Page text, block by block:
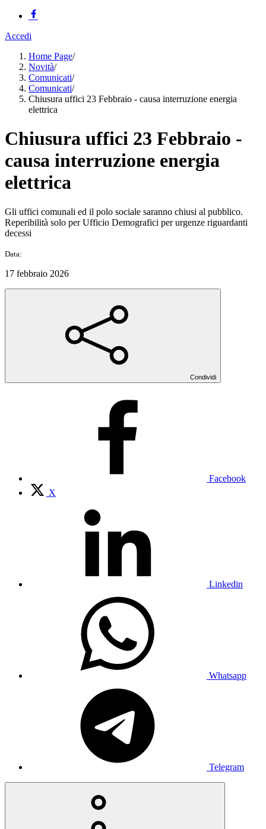
Accedi
Home Page/
Novità/
Comunicati/
Comunicati/
Chiusura uffici 23 Febbraio - causa interruzione energia
elettrica
Chiusura uffici 23 Febbraio -
causa interruzione energia
elettrica
Gli uffici comunali ed il polo sociale saranno chiusi al pubblico.
Reperibilità solo per Ufficio Demografici per urgenze riguardanti
decessi
Data:
17 febbraio 2026
Condividi
Facebook
X
Linkedin
Whatsapp
Telegram